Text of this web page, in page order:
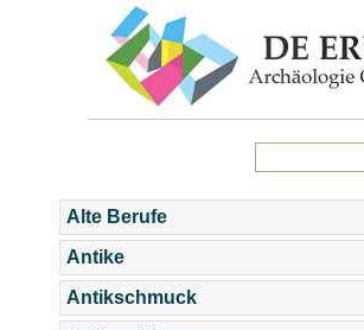
Alte Berufe
Antike
Antikschmuck